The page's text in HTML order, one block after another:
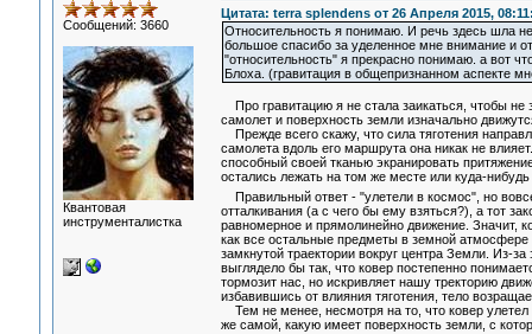
Сообщений: 3660
Квантовая
инструменталистка
Цитата: terra splendens от 26 Апреля 2015,
Относительность я понимаю. И речь здесь шла
большое спасибо за уделенное мне внимание и
"относительность" я прекрасно понимаю. а вот
Блоха. (гравитация в общепризнанном аспекте
Про гравитацию я не стала заикаться, чтобы не
самолет и поверхность земли изначально
Прежде всего скажу, что сила тяготения
самолета вдоль его маршрута она никак не
способный своей тканью экранировать
остались лежать на том же месте или куда-нибудь
Правильный ответ - "улетели в космос", но
отталкивания (а с чего бы ему взяться?), а тот
равномерное и прямолинейно движение. Значит,
как все остальные предметы в земной
замкнутой траектории вокруг центра Земли. Из-
выглядело бы так, что ковер постепенно
тормозит нас, но искривляет нашу тректорию
избавившись от влияния тяготения, тело
Тем не менее, несмотря на то, что ковер улетел
же самой, какую имеет поверхность земли, с